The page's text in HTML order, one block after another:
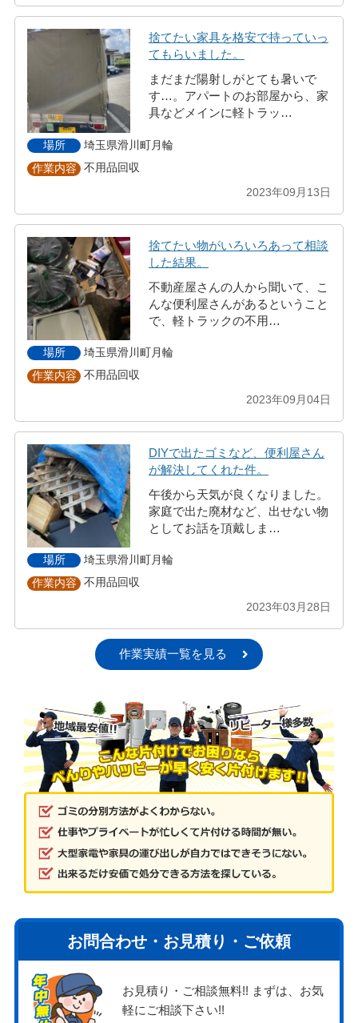
捨てたい家具を格安で持っていっ
てもらいました。
まだまだ陽射しがとても暑いで
す…。アパートのお部屋から、家
具などメインに軽トラッ…
場所
埼玉県滑川町月輪
作業内容
不用品回収
2023年09月13日
捨てたい物がいろいろあって相談
した結果。
不動産屋さんの人から聞いて、こ
んな便利屋さんがあるということ
で、軽トラックの不用…
場所
埼玉県滑川町月輪
作業内容
不用品回収
2023年09月04日
DIYで出たゴミなど、便利屋さん
が解決してくれた件。
午後から天気が良くなりました。
家庭で出た廃材など、出せない物
としてお話を頂戴しま…
場所
埼玉県滑川町月輪
作業内容
不用品回収
2023年03月28日
作業実績一覧を見る
お問合わせ・お見積り・ご依頼
お見積り・ご相談無料!! まずは、お気
軽にご相談下さい!!